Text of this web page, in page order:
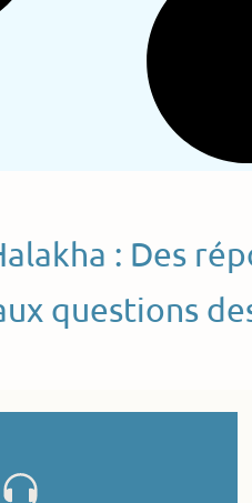
: Des
questions